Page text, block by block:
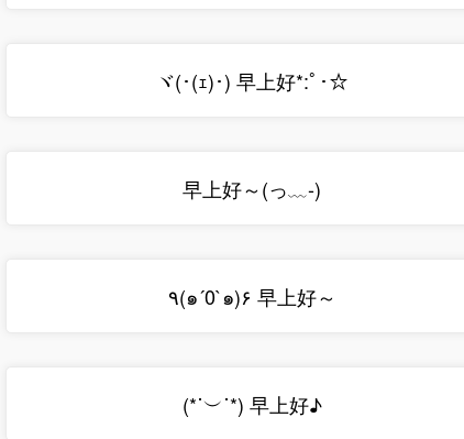
ヾ(･(ｪ)･) 早上好*:ﾟ･☆
早上好～(っ﹏-)
٩(๑´0`๑)۶ 早上好～
(*˙︶˙*) 早上好♪